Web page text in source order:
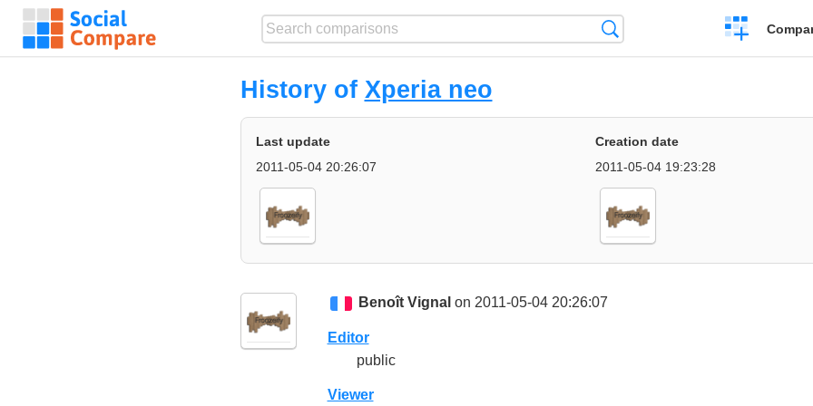
Crear
una
History of Xperia neo
Last update
2011-05-04 20:26:07
Creation date
2011-05-04 19:23:28
Benoît Vignal on 2011-05-04 20:26:07
Editor
public
Viewer